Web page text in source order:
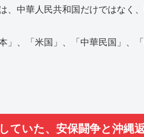
、中華人民共和国だけではなく
」、「米国」、「中華民国」、
ていた、安保闘争と沖縄